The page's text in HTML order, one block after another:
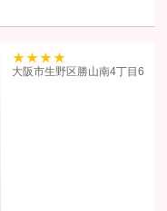
ます。
要がある場合であって、
推進のために特に必要が
得ることが困難である場
委託を受けた者が法令の
る必要がある場合で、ユ
務の遂行に支障を及ぼす
39
大阪市生野区勝山南4丁目6